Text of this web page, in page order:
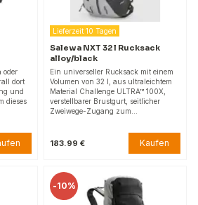
oder
dort
und
dieses
Lieferzeit 10 Tagen
Salewa NXT 32 l Rucksack
alloy/black
Ein universeller Rucksack mit einem
Volumen von 32 l, aus ultraleichtem
Material Challenge ULTRA™ 100X,
verstellbarer Brustgurt, seitlicher
Zweiwege-Zugang zum…
183.99 € Kaufen
-10%